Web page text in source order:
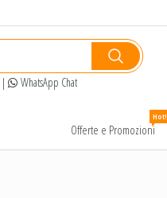
| WhatsApp Chat
Offerte e Promozioni
Hot!